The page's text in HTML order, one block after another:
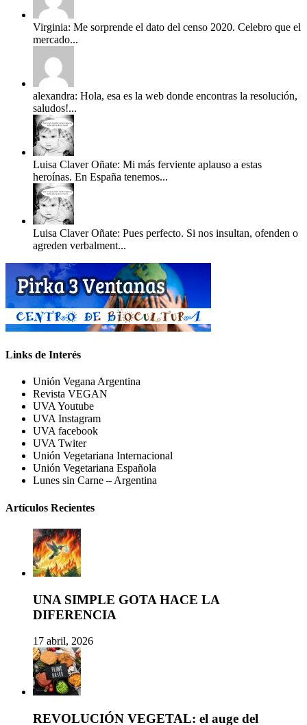
Virginia: Me sorprende el dato del censo 2020. Celebro que el
mercado...
alexandra: Hola, esa es la web donde encontras la resolución,
saludos!...
Luisa Claver Oñate: Mi más ferviente aplauso a estas
heroínas. En España tenemos...
Luisa Claver Oñate: Pues perfecto. Si nos insultan, ofenden o
agreden verbalment...
Links de Interés
Unión Vegana Argentina
Revista VEGAN
UVA Youtube
UVA Instagram
UVA facebook
UVA Twiter
Unión Vegetariana Internacional
Unión Vegetariana Española
Lunes sin Carne – Argentina
Artículos Recientes
UNA SIMPLE GOTA HACE LA
DIFERENCIA
17 abril, 2026
REVOLUCIÓN VEGETAL: el auge del